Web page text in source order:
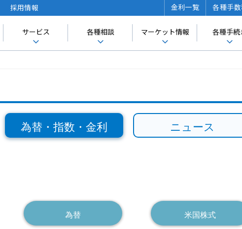
サービス 各種相談 マーケット情報 各種手続
採用情報 金利一覧 各種手
為替・指数・金利 ニュース
為替 米国株式